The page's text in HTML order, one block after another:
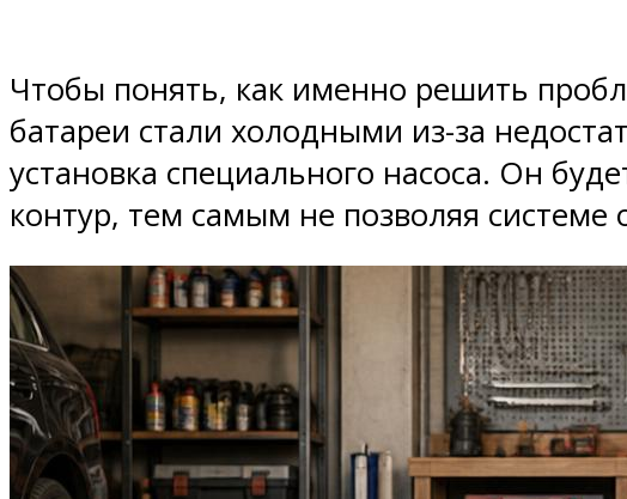
Чтобы понять, как именно решить
батареи стали холодными из-за
установка специального насоса. Он
контур, тем самым не позволяя системе